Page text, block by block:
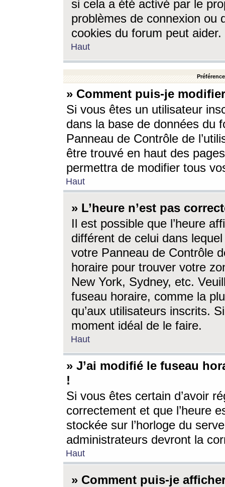
si cela a été activé par le
problèmes de connexion ou
cookies du forum peut aider.
Haut
» Comment puis-je
Si vous êtes un utilisateur
dans la base de données du
Panneau de Contrôle de
être trouvé en haut des
permettra de modifier tous
Haut
» L’heure n’est pas
Il est possible que l’heure
différent de celui dans
votre Panneau de Contrôle
horaire pour trouver votre
New York, Sydney, etc.
fuseau horaire, comme la
qu’aux utilisateurs inscrits.
moment idéal de le faire.
Haut
» J’ai modifié le fuseau
!
Si vous êtes certain d’avoir
correctement et que l’heure
stockée sur l’horloge du
administrateurs devront la
Haut
» Comment puis-je